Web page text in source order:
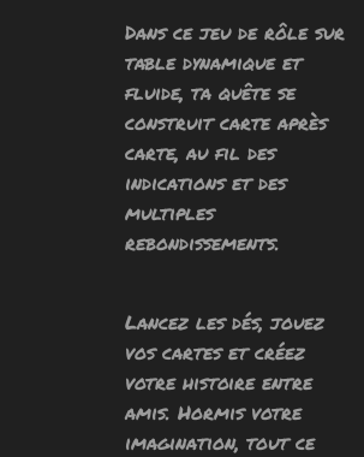
Dans ce jeu de rôle sur
table dynamique et
fluide, ta quête se
construit carte après
carte, au fil des
indications et des
multiples
rebondissements.
Lancez les dés, jouez
vos cartes et créez
votre histoire entre
amis. Hormis votre
imagination, tout ce